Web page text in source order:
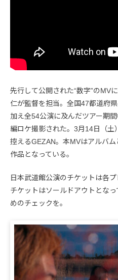
先行して公開された“数字”のMV
仁が監督を担当。全国47都道府
加え全54公演に及んだツアー期
編ロケ撮影された。3月14日（土
控えるGEZAN。本MVはアルバ
作品となっている。
日本武道館公演のチケットは各
チケットはソールドアウトとな
めのチェックを。